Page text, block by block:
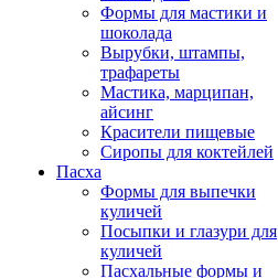
Формы для мастики и
шоколада
Вырубки, штампы,
трафареты
Мастика, марципан,
айсинг
Красители пищевые
Сиропы для коктейлей
Пасха
Формы для выпечки
куличей
Посыпки и глазури для
куличей
Пасхальные формы и